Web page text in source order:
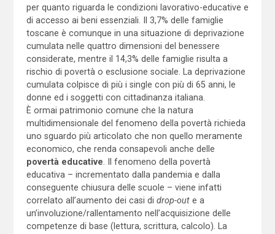
per quanto riguarda le condizioni lavorativo-educative e
di accesso ai beni essenziali. Il 3,7% delle famiglie
toscane è comunque in una situazione di deprivazione
cumulata nelle quattro dimensioni del benessere
considerate, mentre il 14,3% delle famiglie risulta a
rischio di povertà o esclusione sociale. La deprivazione
cumulata colpisce di più i single con più di 65 anni, le
donne ed i soggetti con cittadinanza italiana.
È ormai patrimonio comune che la natura
multidimensionale del fenomeno della povertà richieda
uno sguardo più articolato che non quello meramente
economico, che renda consapevoli anche delle
povertà educative . Il fenomeno della povertà
educativa – incrementato dalla pandemia e dalla
conseguente chiusura delle scuole – viene infatti
correlato all’aumento dei casi di drop-oute a
un’involuzione/rallentamento nell’acquisizione delle
competenze di base (lettura, scrittura, calcolo). La